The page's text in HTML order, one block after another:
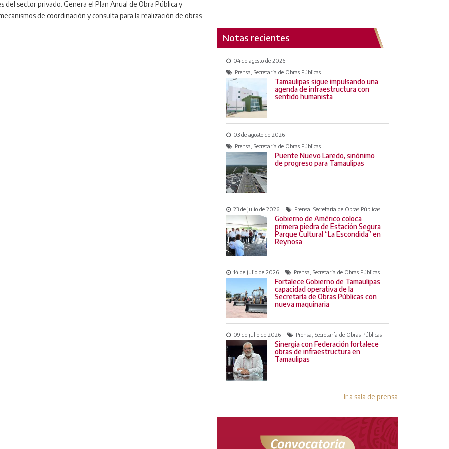
sector privado. Genera el Plan Anual de Obra Pública y
de coordinación y consulta para la realización de obras
Notas recientes
04 de agosto de 2026
Prensa, Secretaría de Obras Públicas
Tamaulipas sigue impulsando una
agenda de infraestructura con
sentido humanista
03 de agosto de 2026
Prensa, Secretaría de Obras Públicas
Puente Nuevo Laredo, sinónimo
de progreso para Tamaulipas
23 de julio de 2026 Prensa, Secretaría de Obras Públicas
Gobierno de Américo coloca
primera piedra de Estación Segura
Parque Cultural “La Escondida” en
Reynosa
14 de julio de 2026 Prensa, Secretaría de Obras Públicas
Fortalece Gobierno de Tamaulipas
capacidad operativa de la
Secretaría de Obras Públicas con
nueva maquinaria
09 de julio de 2026 Prensa, Secretaría de Obras Públicas
Sinergia con Federación fortalece
obras de infraestructura en
Tamaulipas
Ir a sala de prensa